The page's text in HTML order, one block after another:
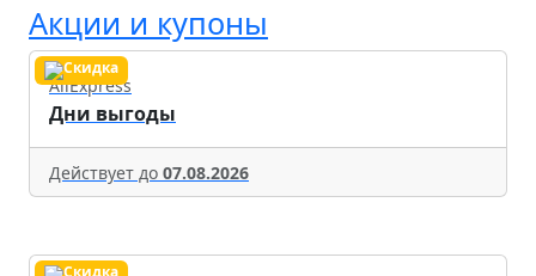
Акции и купоны
AliExpress
Дни выгоды
Действует до 07.08.2026